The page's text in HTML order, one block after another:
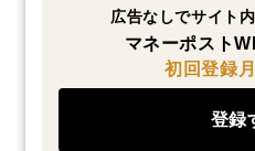
広告なしでサイト
マネーポスト
初回登録
登録